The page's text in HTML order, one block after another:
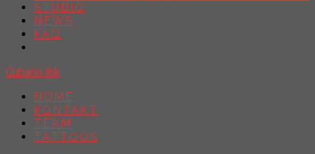
STUDIO
NEWS
FAQ
Cubano Ink
HOME
KONTAKT
TEAM
TATTOOS